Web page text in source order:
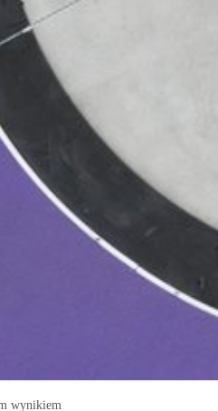
wynikiem